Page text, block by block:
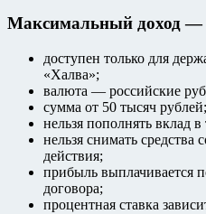
Максимальный доход —
доступен только для
«Халва»;
валюта — российские
сумма от 50 тысяч рублей;
нельзя пополнять вклад
нельзя снимать средства
действия;
прибыль выплачивается
договора;
процентная ставка